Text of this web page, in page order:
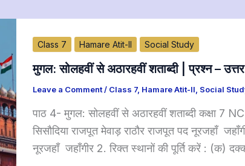
Class 7 Hamare Atit-II Social Study
मुगल: सोलहवीं से अठारहवीं शताब्दी | प्रश्न –
Leave a Comment/ Class 7, Hamare Atit-II, Social
पाठ 4- मुगल: सोलहवीं से अठारहवीं शताब्दी कक्षा 7
सिसौदिया राजपूत मेवाड़ राठौर राजपूत पद नूरजहाँ
नूरजहाँ जहाँगीर 2. रिक्त स्थानों की पूर्ति करें : (क)